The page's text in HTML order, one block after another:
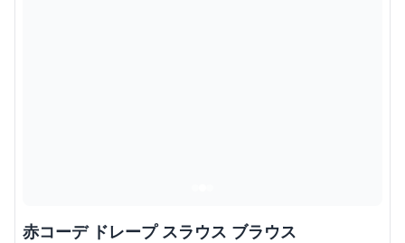
赤コーデ ドレープ スラウス ブラウス